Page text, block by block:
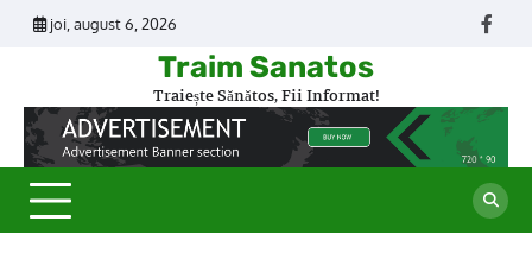
Skip
joi, august 6, 2026
Traim Sanatos
Traiește Sănătos, Fii Informat!